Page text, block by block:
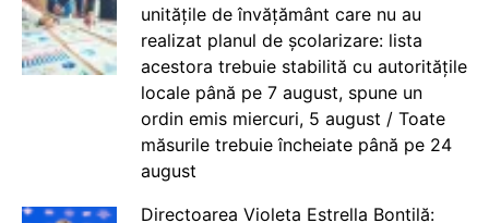
unitățile de învățământ care nu au
realizat planul de școlarizare: lista
acestora trebuie stabilită cu autoritățile
locale până pe 7 august, spune un
ordin emis miercuri, 5 august / Toate
măsurile trebuie încheiate până pe 24
august
Directoarea Violeta Estrella Bontilă: